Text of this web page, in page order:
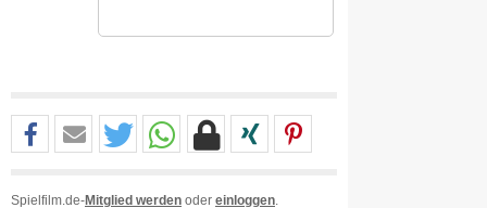
Spielfilm.de-Mitglied werden oder einloggen